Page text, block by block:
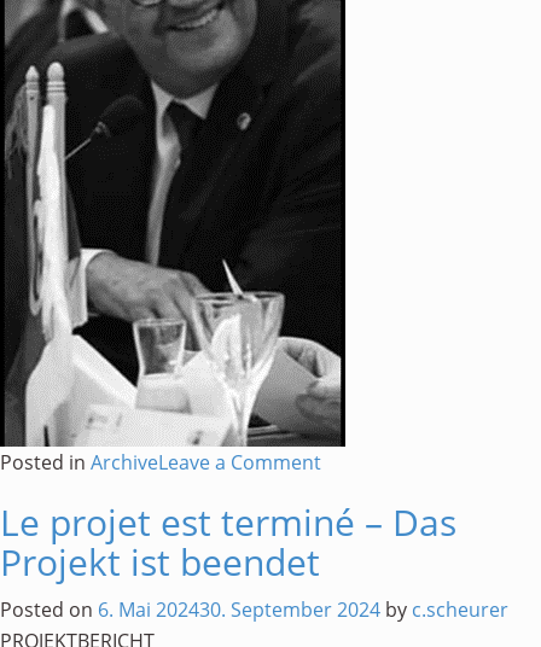
Posted in ArchiveLeave a Commenton
Raouf
Le projet est terminé – Das
Projekt ist beendet
Posted on 6. Mai 202430. September 2024 by c.scheurer
PROJEKTBERICHT